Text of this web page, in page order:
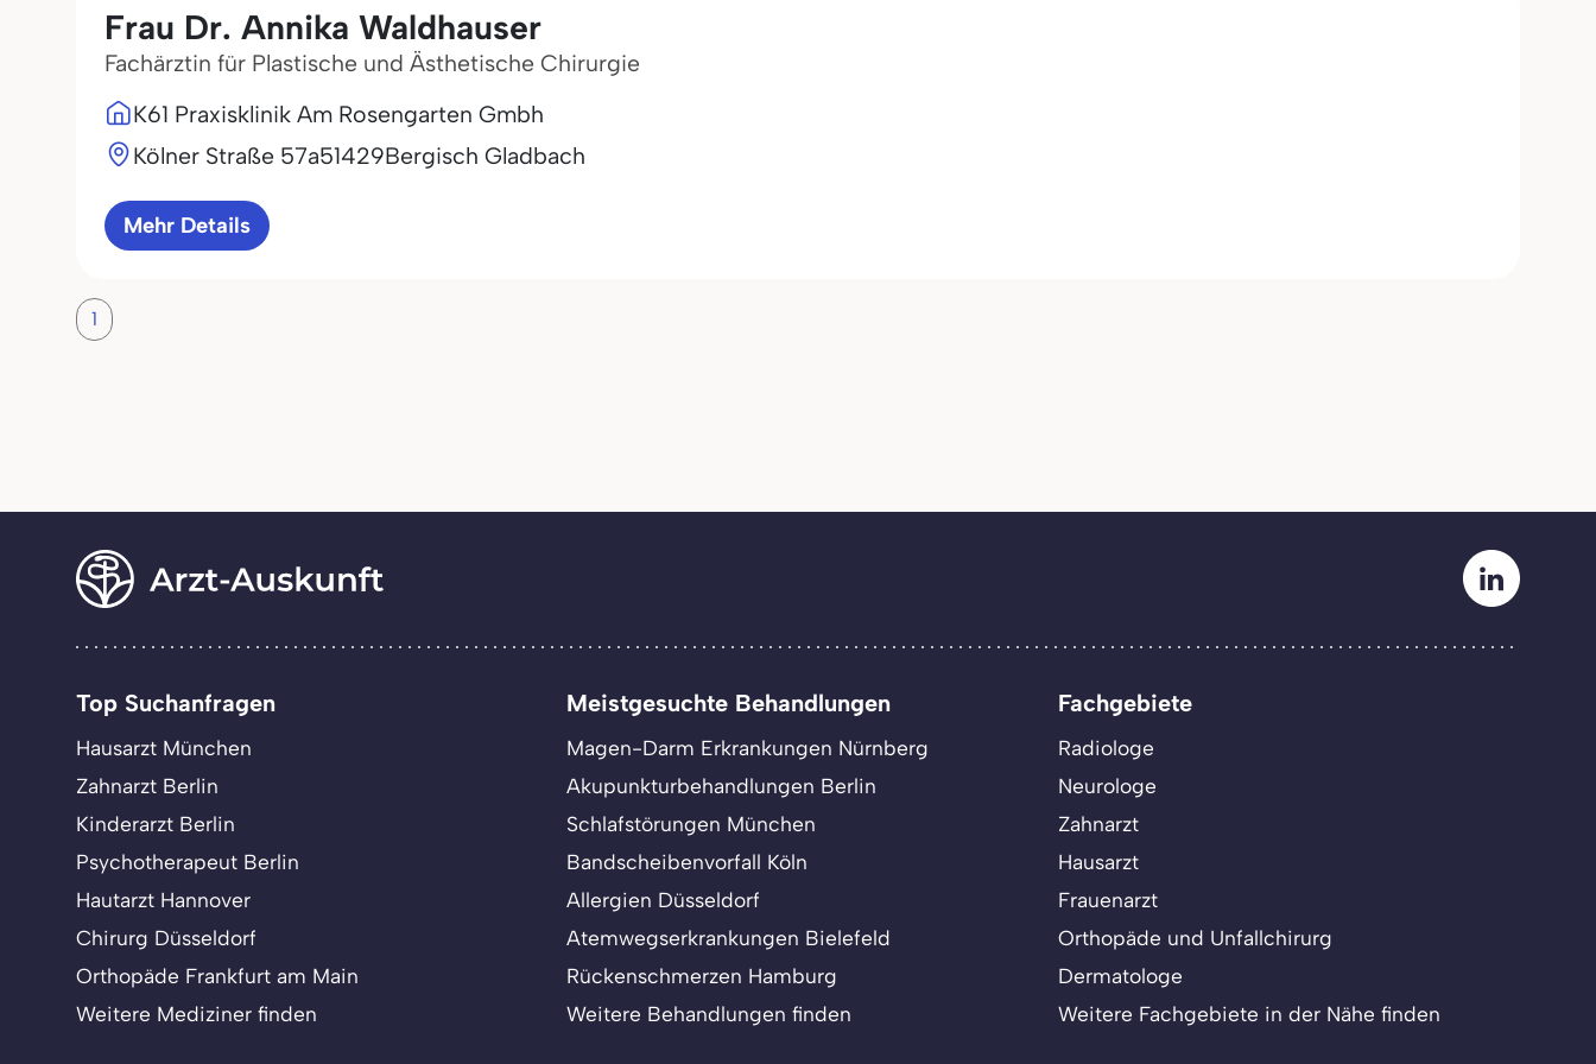
Frau Dr. Annika Waldhauser
Fachärztin für Plastische und Ästhetische Chirurgie
K61 Praxisklinik Am Rosengarten Gmbh
Kölner Straße 57a51429Bergisch Gladbach
Mehr Details
1
Top Suchanfragen
Hausarzt München
Zahnarzt Berlin
Kinderarzt Berlin
Psychotherapeut Berlin
Hautarzt Hannover
Chirurg Düsseldorf
Orthopäde Frankfurt am Main
Weitere Mediziner finden
Meistgesuchte Behandlungen
Magen-Darm Erkrankungen Nürnberg
Akupunkturbehandlungen Berlin
Schlafstörungen München
Bandscheibenvorfall Köln
Allergien Düsseldorf
Atemwegserkrankungen Bielefeld
Rückenschmerzen Hamburg
Weitere Behandlungen finden
Fachgebiete
Radiologe
Neurologe
Zahnarzt
Hausarzt
Frauenarzt
Orthopäde und Unfallchirurg
Dermatologe
Weitere Fachgebiete in der Nähe finden